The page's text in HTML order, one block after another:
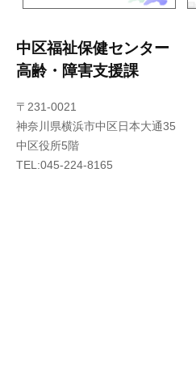
中区福祉保健センター
高齢・障害支援課
〒231-0021
神奈川県横浜市中区日本大通35
中区役所5階
TEL:045-224-8165